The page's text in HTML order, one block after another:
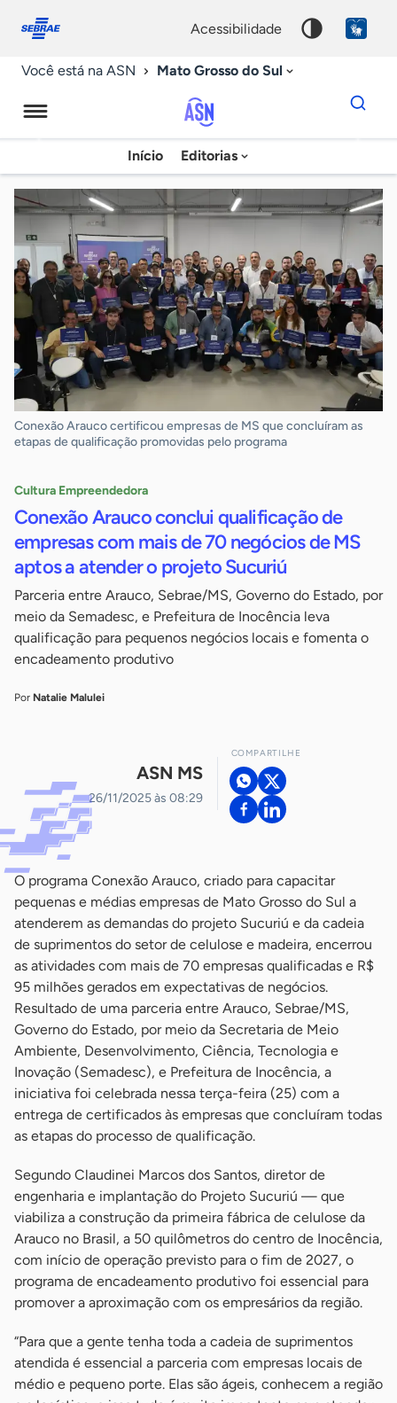
conosco
acessibilidade
Você está na ASN Mato Grosso do Sul
Agência
Sebrae
de
Notícias
Início Editorias
Dados
para
chave
Conexão Arauco certificou empresas de MS que concluíram as
etapas de qualificação promovidas pelo programa
Cultura Empreendedora
Conexão Arauco conclui qualificação de
empresas com mais de 70 negócios de MS
aptos a atender o projeto Sucuriú
Parceria entre Arauco, Sebrae/MS, Governo do Estado, por
meio da Semadesc, e Prefeitura de Inocência leva
qualificação para pequenos negócios locais e fomenta o
encadeamento produtivo
Por Natalie Malulei
ASN MS
26/11/2025 às 08:29
COMPARTILHE
O programa Conexão Arauco, criado para capacitar
pequenas e médias empresas de Mato Grosso do Sul a
atenderem as demandas do projeto Sucuriú e da cadeia
de suprimentos do setor de celulose e madeira, encerrou
as atividades com mais de 70 empresas qualificadas e R$
95 milhões gerados em expectativas de negócios.
Resultado de uma parceria entre Arauco, Sebrae/MS,
Governo do Estado, por meio da Secretaria de Meio
Ambiente, Desenvolvimento, Ciência, Tecnologia e
Inovação (Semadesc), e Prefeitura de Inocência, a
iniciativa foi celebrada nessa terça-feira (25) com a
entrega de certificados às empresas que concluíram todas
as etapas do processo de qualificação.
Segundo Claudinei Marcos dos Santos, diretor de
engenharia e implantação do Projeto Sucuriú — que
viabiliza a construção da primeira fábrica de celulose da
Arauco no Brasil, a 50 quilômetros do centro de Inocência,
com início de operação previsto para o fim de 2027, o
programa de encadeamento produtivo foi essencial para
promover a aproximação com os empresários da região.
“Para que a gente tenha toda a cadeia de suprimentos
atendida é essencial a parceria com empresas locais de
médio e pequeno porte. Elas são ágeis, conhecem a região